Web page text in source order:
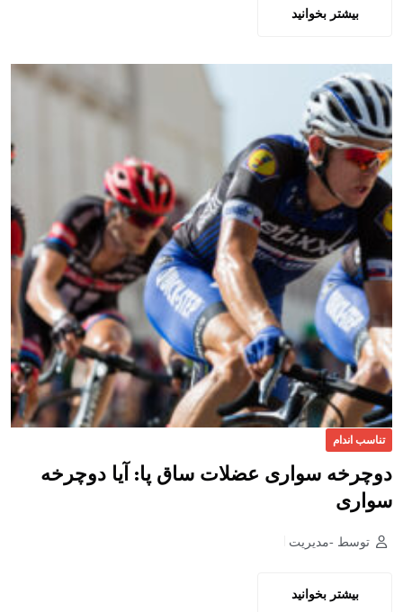
بیشتر بخوانید
تناسب اندام
دوچرخه سواری عضلات ساق پا: آیا دوچرخه
سواری
توسط -مدیریت
بیشتر بخوانید